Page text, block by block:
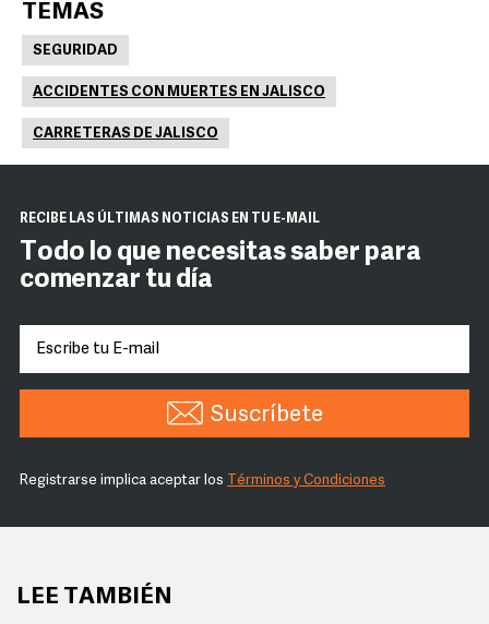
TEMAS
SEGURIDAD
ACCIDENTES CON MUERTES EN JALISCO
CARRETERAS DE JALISCO
RECIBE LAS ÚLTIMAS NOTICIAS EN TU E-MAIL
Todo lo que necesitas saber para
comenzar tu día
Suscríbete
Registrarse implica aceptar los Términos y Condiciones
LEE TAMBIÉN